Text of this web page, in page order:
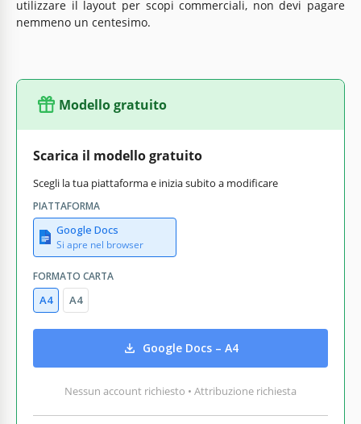
utilizzare il layout per scopi commerciali, non devi pagare
nemmeno un centesimo.
Modello gratuito
Scarica il modello gratuito
Scegli la tua piattaforma e inizia subito a modificare
PIATTAFORMA
Google Docs
Si apre nel browser
FORMATO CARTA
A4 A4
Google Docs – A4
Nessun account richiesto • Attribuzione richiesta